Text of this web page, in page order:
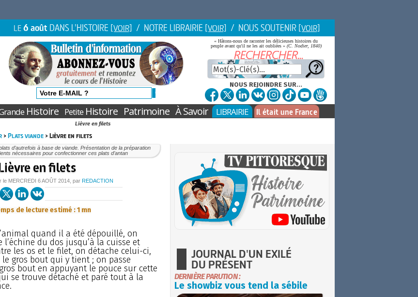
LE6 août DANS L'HISTOIRE [VOIR] / NOTRE LIBRAIRIE [VOIR] / NOUS SOUTENIR [VOIR]
« Hâtons-nous de raconter les délicieuses histoires du
peuple avant qu'il ne les ait oubliées » (C. Nodier, 1840)
NOUS REJOINDRE SUR...
Histoire PetiteHistoire Patrimoine À Savoir LIBRAIRIE Il était une France
Lièvre en filets
>Plats viande> Lièvre en filets
d’autrefois à base de viande. Présentation de la préparation
nécessaires pour confectionner ces plats d’antan
en filets
le MERCREDI 6 AOÛT 2014 , par REDACTION
de lecture estimé : 1 mn
quand il a été dépouillé, on
du dos jusqu’à la cuisse et
les os et le filet, on détache celui-ci,
gros bout qui y tient ; on passe
bout en appuyant le pouce sur cette
se trouve détaché et paré tout à la
JOURNAL D'UN EXILÉ
DU PRÉSENT
DERNIÈRE PARUTION :
Le showbiz vous tend la sébile